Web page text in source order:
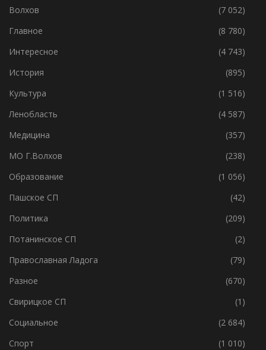
Волхов
(7 052)
Главное
(8 780)
Интересное
(4 743)
История
(895)
Культура
(1 516)
Ленобласть
(4 587)
Медицина
(357)
МО Г.Волхов
(238)
Образование
(1 056)
Пашское СП
(42)
Политика
(209)
Потанинское СП
(2)
Православная Ладога
(79)
Разное
(670)
Свирицкое СП
(1)
Социальное
(2 684)
Спорт
(1 010)